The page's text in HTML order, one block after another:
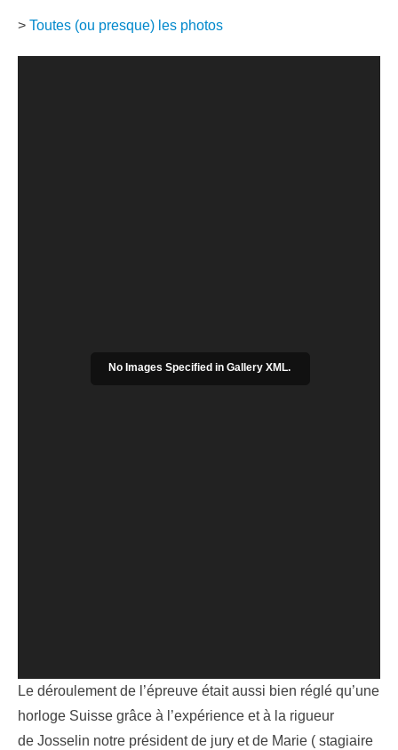
> Toutes (ou presque) les photos
No Images Specified in Gallery XML.
Le déroulement de l’épreuve était aussi bien réglé qu’une
horloge Suisse grâce à l’expérience et à la rigueur
de Josselin notre président de jury et de Marie ( stagiaire